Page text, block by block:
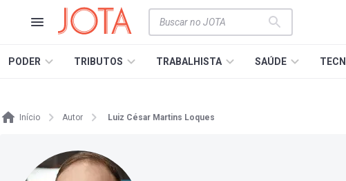
PODER TRIBUTOS TRABALHISTA SAÚDE
Início Autor Luiz César Martins Loques